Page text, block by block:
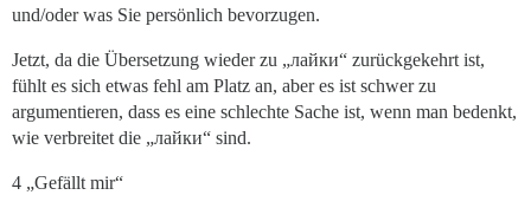
und/oder was Sie persönlich bevorzugen.
Jetzt, da die Übersetzung wieder zu „лайки“ zurückgekehrt ist,
fühlt es sich etwas fehl am Platz an, aber es ist schwer zu
argumentieren, dass es eine schlechte Sache ist, wenn man bedenkt,
wie verbreitet die „лайки“ sind.
4 „Gefällt mir“